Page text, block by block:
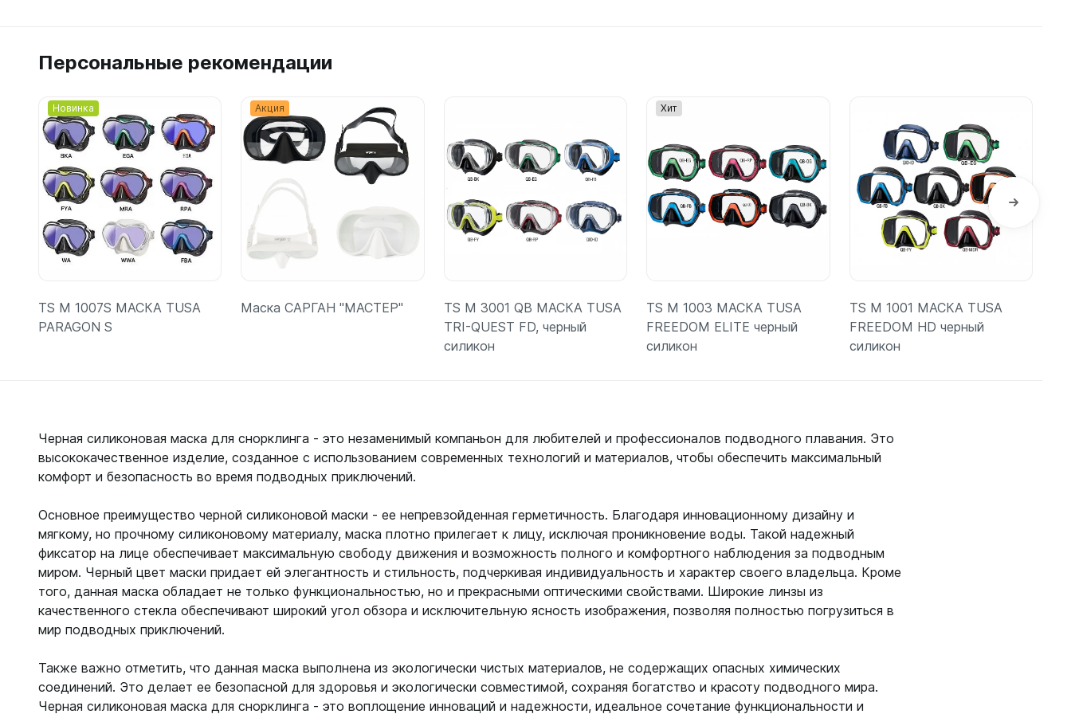
Персональные рекомендации
Новинка
Подробнее
TS M 1007S МАСКА TUSA
PARAGON S
Акция
Подробнее
Маска САРГАН "МАСТЕР"
Подробнее
TS M 3001 QB МАСКА TUSA
TRI-QUEST FD, черный
силикон
Хит
Подробнее
TS M 1003 МАСКА TUSA
FREEDOM ELITE черный
силикон
TS M 1001 МАСКА TUSA
FREEDOM HD черный
силикон
Черная силиконовая маска для снорклинга - это незаменимый компаньон для любителей и профессионалов подводного плавания. Это
высококачественное изделие, созданное с использованием современных технологий и материалов, чтобы обеспечить максимальный
комфорт и безопасность во время подводных приключений.
Основное преимущество черной силиконовой маски - ее непревзойденная герметичность. Благодаря инновационному дизайну и
мягкому, но прочному силиконовому материалу, маска плотно прилегает к лицу, исключая проникновение воды. Такой надежный
фиксатор на лице обеспечивает максимальную свободу движения и возможность полного и комфортного наблюдения за подводным
миром. Черный цвет маски придает ей элегантность и стильность, подчеркивая индивидуальность и характер своего владельца. Кроме
того, данная маска обладает не только функциональностью, но и прекрасными оптическими свойствами. Широкие линзы из
качественного стекла обеспечивают широкий угол обзора и исключительную ясность изображения, позволяя полностью погрузиться в
мир подводных приключений.
Также важно отметить, что данная маска выполнена из экологически чистых материалов, не содержащих опасных химических
соединений. Это делает ее безопасной для здоровья и экологически совместимой, сохраняя богатство и красоту подводного мира.
Черная силиконовая маска для снорклинга - это воплощение инноваций и надежности, идеальное сочетание функциональности и